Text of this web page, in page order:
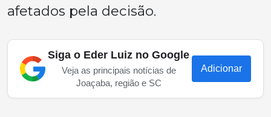
afetados pela decisão.
Siga o Eder Luiz no Google
Veja as principais notícias de
Joaçaba, região e SC
Adicionar